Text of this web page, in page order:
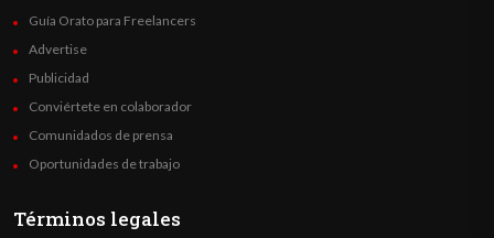
Guía Orato para Freelancers
Advertise
Publicidad
Conviértete en colaborador
Comunidados de prensa
Oportunidades de trabajo
Términos legales